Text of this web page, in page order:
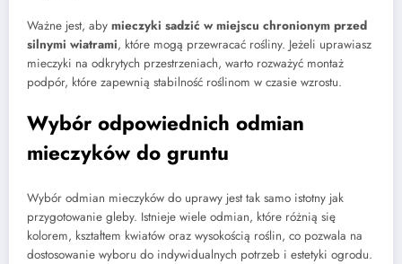
Ważne jest, aby mieczyki sadzić w miejscu chronionym przed
silnymi wiatrami, które mogą przewracać rośliny. Jeżeli uprawiasz
mieczyki na odkrytych przestrzeniach, warto rozważyć montaż
podpór, które zapewnią stabilność roślinom w czasie wzrostu.
Wybór odpowiednich odmian
mieczyków do gruntu
Wybór odmian mieczyków do uprawy jest tak samo istotny jak
przygotowanie gleby. Istnieje wiele odmian, które różnią się
kolorem, kształtem kwiatów oraz wysokością roślin, co pozwala na
dostosowanie wyboru do indywidualnych potrzeb i estetyki ogrodu.